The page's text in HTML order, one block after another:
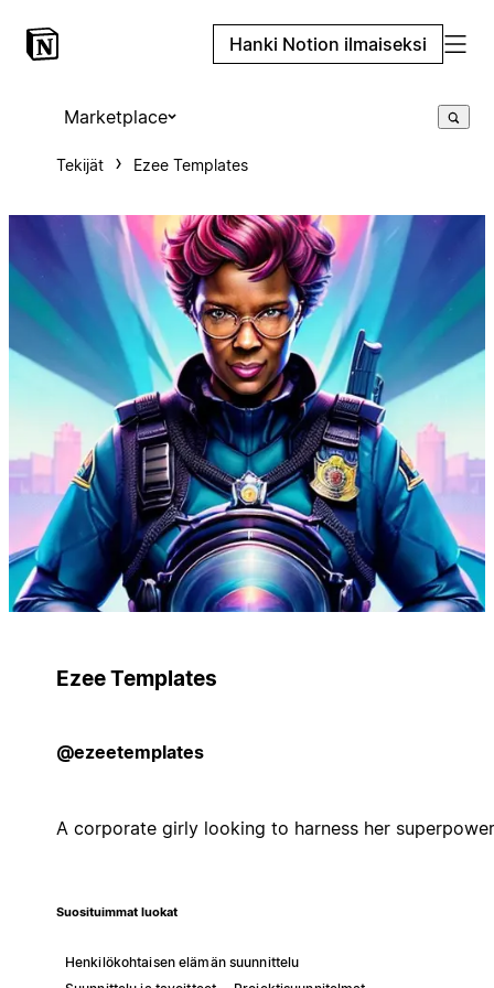
Hanki Notion ilmaiseksi
Marketplace
Tekijät Ezee Templates
Ezee Templates
@ezeetemplates
A corporate girly looking to harness her
Suosituimmat luokat
Henkilökohtaisen elämän suunnittelu